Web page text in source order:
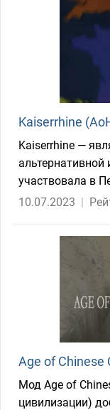
Kaiserrhine
Kaiserrhine —
альтернативной
участвовала в
10.07.2023 |
Age of Chinese
Мод Age of
цивилизации)